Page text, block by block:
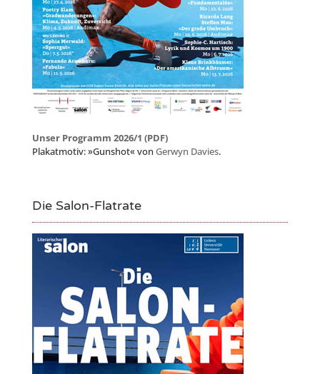
Unser Programm 2026/1 (PDF)
Plakatmotiv: »Gunshot« von Gerwyn Davies.
Die Salon-Flatrate